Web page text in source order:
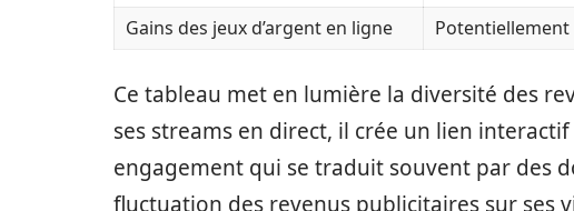
Gains des jeux d’argent en ligne
Potentiellement
Ce tableau met en lumière la diversité des
ses streams en direct, il crée un lien
engagement qui se traduit souvent par des
fluctuation des revenus publicitaires sur ses